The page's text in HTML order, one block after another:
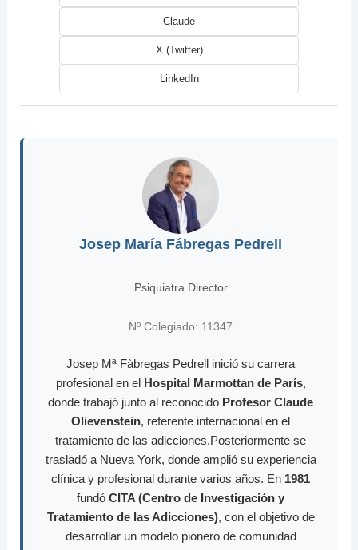
Claude
X (Twitter)
LinkedIn
Josep María Fábregas Pedrell
Psiquiatra Director
Nº Colegiado: 11347
Josep Mª Fàbregas Pedrell inició su carrera
profesional en el Hospital Marmottan de París,
donde trabajó junto al reconocido Profesor Claude
Olievenstein, referente internacional en el
tratamiento de las adicciones.Posteriormente se
trasladó a Nueva York, donde amplió su experiencia
clínica y profesional durante varios años. En 1981
fundó CITA (Centro de Investigación y
Tratamiento de las Adicciones), con el objetivo de
desarrollar un modelo pionero de comunidad